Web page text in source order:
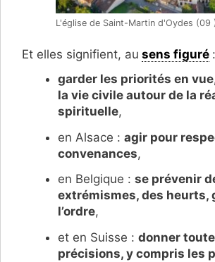
L'église de Saint-Martin d'Oydes (09
Et elles signifient, au sens figuré :
garder les priorités en
la vie civile autour de la
spirituelle,
en Alsace : agir pour
convenances,
en Belgique : se prévenir
extrémismes, des heurts,
l’ordre,
et en Suisse : donner
précisions, y compris les